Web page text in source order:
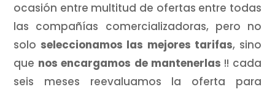
ocasión entre multitud de ofertas entre todas
las compañías comercializadoras, pero no
solo seleccionamos las mejores tarifas, sino
que nos encargamos de mantenerlas !! cada
seis meses reevaluamos la oferta para